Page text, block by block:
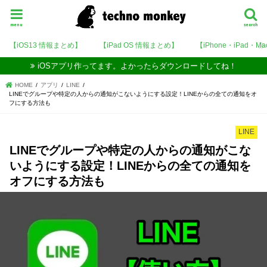
search
menu
【iOS13 情報まとめ】 【iPad OS 情報まとめ】 【iPhone・iPad・
iOSアプリ作ってます。よかったらダウンロードしてね！
HOME アプリ
LINE
LINEでグループや特定の人からの通知がこないようにする設定！LINEからの全ての通知をオ
フにする方法も
LINE
LINEでグループや特定の人からの通知がこな
いようにする設定！LINEからの全ての通知を
オフにする方法も